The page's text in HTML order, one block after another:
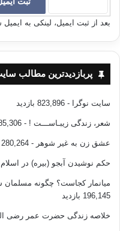
بعد از ثبت ایمیل، لینکی به
پربازدیدترین مطالب
سایت نوگرا - 823,896 بازدید
شعر، زندگی زیبـاســـت ! - 485,306 بازدید
عشق زن به غیر شوهر - 280,264 بازدید
حکم نوشیدن آبجو (بیره) در
میانمار کجاست؟ چگونه
196,145 بازدید
خلاصه زندگی حضرت عمر رضی